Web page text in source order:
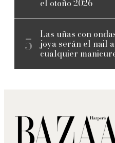
el otoño 2026
Las uñas con
joya serán el nail
cualquier